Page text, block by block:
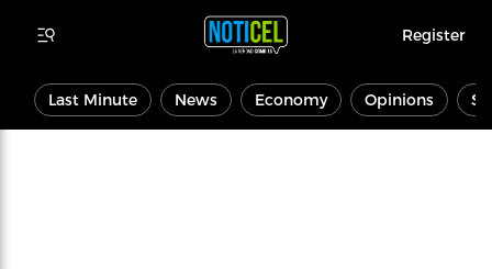
Register
Last Minute News Economy Opinions